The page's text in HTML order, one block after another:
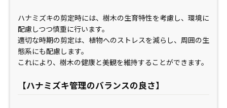
ハナミズキの剪定時には、樹木の生育特性を考慮し、環境に
配慮しつつ慎重に行います。
適切な時期の剪定は、植物へのストレスを減らし、周囲の生
態系にも配慮します。
これにより、樹木の健康と美観を維持することができます。
【ハナミズキ管理のバランスの良さ】